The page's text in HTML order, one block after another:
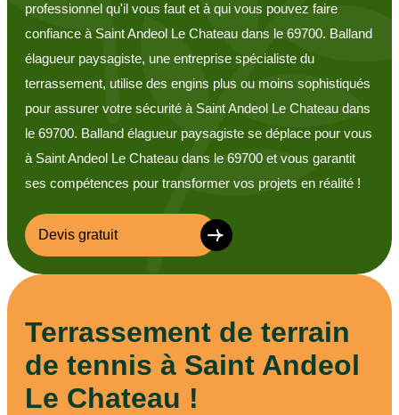
professionnel qu'il vous faut et à qui vous pouvez faire
confiance à Saint Andeol Le Chateau dans le 69700. Balland
élagueur paysagiste, une entreprise spécialiste du
terrassement, utilise des engins plus ou moins sophistiqués
pour assurer votre sécurité à Saint Andeol Le Chateau dans
le 69700. Balland élagueur paysagiste se déplace pour vous
à Saint Andeol Le Chateau dans le 69700 et vous garantit
ses compétences pour transformer vos projets en réalité !
Devis gratuit
Terrassement de terrain
de tennis à Saint Andeol
Le Chateau !